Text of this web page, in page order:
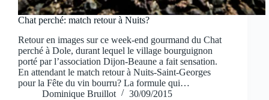
Chat perché: match retour à Nuits?
Retour en images sur ce week-end gourmand du Chat
perché à Dole, durant lequel le village bourguignon
porté par l’association Dijon-Beaune a fait sensation.
En attendant le match retour à Nuits-Saint-Georges
pour la Fête du vin bourru? La formule qui…
Dominique Bruillot
30/09/2015